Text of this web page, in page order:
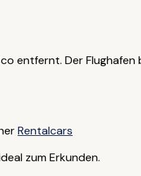
entfernt. Der
Rentalcars
zum Erkunden.